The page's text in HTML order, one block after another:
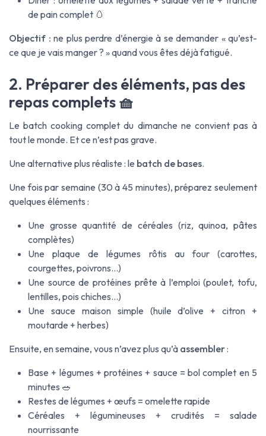
de pain complet 🥚
Objectif : ne plus perdre d’énergie à se demander « qu’est-
ce que je vais manger ? » quand vous êtes déjà fatigué.
2. Préparer des éléments, pas des
repas complets 🧺
Le batch cooking complet du dimanche ne convient pas à
tout le monde. Et ce n’est pas grave.
Une alternative plus réaliste : le batch de bases.
Une fois par semaine (30 à 45 minutes), préparez seulement
quelques éléments :
Une grosse quantité de céréales (riz, quinoa, pâtes
complètes)
Une plaque de légumes rôtis au four (carottes,
courgettes, poivrons…)
Une source de protéines prête à l’emploi (poulet, tofu,
lentilles, pois chiches…)
Une sauce maison simple (huile d’olive + citron +
moutarde + herbes)
Ensuite, en semaine, vous n’avez plus qu’à assembler:
Base + légumes + protéines + sauce = bol complet en 5
minutes 🥗
Restes de légumes + œufs = omelette rapide
Céréales + légumineuses + crudités = salade
nourrissante